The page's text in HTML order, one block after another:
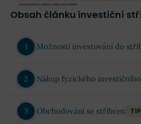
Obsah článku investiční
Možnosti investování do
Nákup fyzického
Obchodování se stříbrem